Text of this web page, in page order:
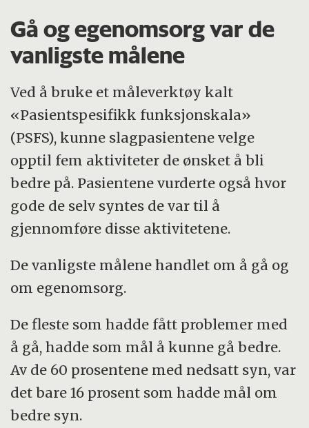
Gå og egenomsorg var de
vanligste målene
Ved å bruke et måleverktøy kalt
«Pasientspesifikk funksjonskala»
(PSFS), kunne slagpasientene velge
opptil fem aktiviteter de ønsket å bli
bedre på. Pasientene vurderte også hvor
gode de selv syntes de var til å
gjennomføre disse aktivitetene.
De vanligste målene handlet om å gå og
om egenomsorg.
De fleste som hadde fått problemer med
å gå, hadde som mål å kunne gå bedre.
Av de 60 prosentene med nedsatt syn, var
det bare 16 prosent som hadde mål om
bedre syn.